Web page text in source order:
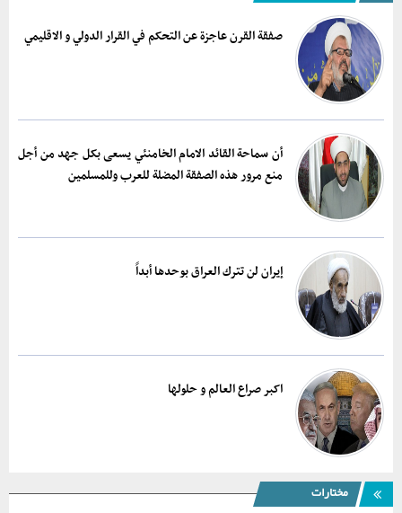
صفقة القرن عاجزة عن التحکم في القرار الدولي و الاقليمي
أن سماحة القائد الامام الخامنئي يسعی بکل جهد من أجل
منع مرور هذه الصفقة المضلة للعرب وللمسلمين
إيران لن تترك العراق بوحدها أبداً
اکبر صراع العالم و حلولها
مختارات